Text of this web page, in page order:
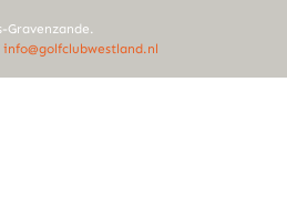
Gravenzande.
info@golfclubwestland.nl